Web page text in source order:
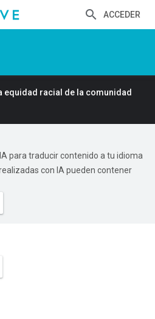
ACCEDER
equidad racial de la comunidad
para traducir contenido a tu idioma
con IA pueden contener